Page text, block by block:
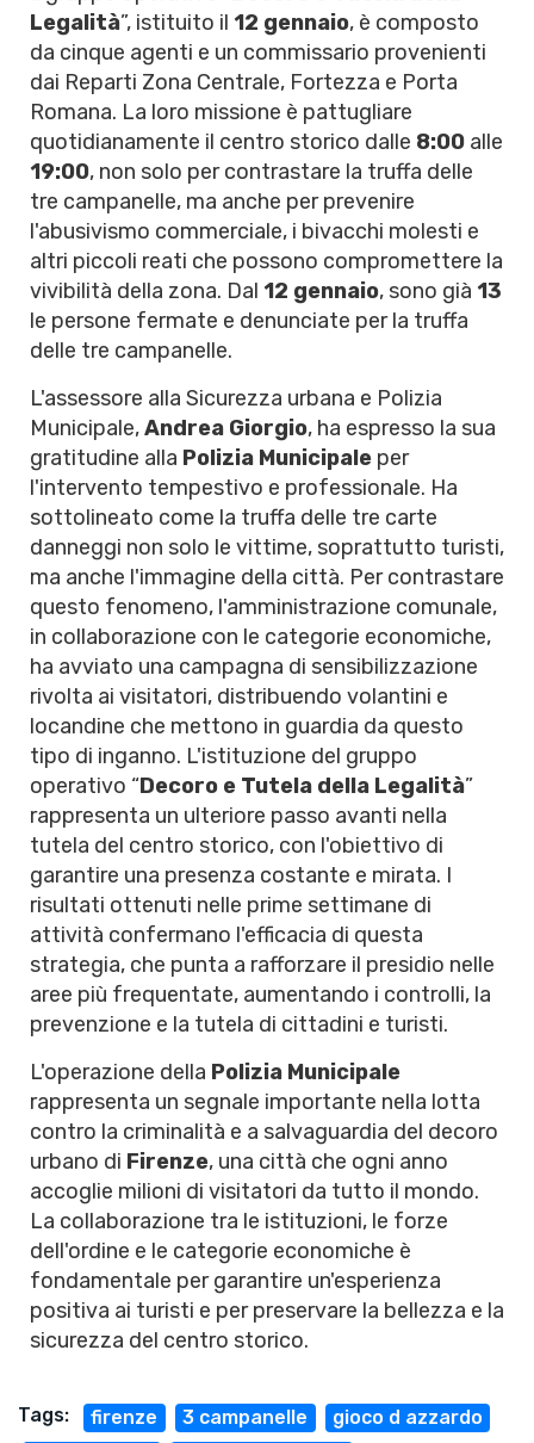
Legalità”, istituito il 12 gennaio, è composto
da cinque agenti e un commissario provenienti
dai Reparti Zona Centrale, Fortezza e Porta
Romana. La loro missione è pattugliare
quotidianamente il centro storico dalle 8:00 alle
19:00, non solo per contrastare la truffa delle
tre campanelle, ma anche per prevenire
l'abusivismo commerciale, i bivacchi molesti e
altri piccoli reati che possono compromettere la
vivibilità della zona. Dal 12 gennaio, sono già 13
le persone fermate e denunciate per la truffa
delle tre campanelle.
L'assessore alla Sicurezza urbana e Polizia
Municipale,Andrea Giorgio, ha espresso la sua
gratitudine alla Polizia Municipale per
l'intervento tempestivo e professionale. Ha
sottolineato come la truffa delle tre carte
danneggi non solo le vittime, soprattutto turisti,
ma anche l'immagine della città. Per contrastare
questo fenomeno, l'amministrazione comunale,
in collaborazione con le categorie economiche,
ha avviato una campagna di sensibilizzazione
rivolta ai visitatori, distribuendo volantini e
locandine che mettono in guardia da questo
tipo di inganno. L'istituzione del gruppo
operativo “Decoro e Tutela della Legalità”
rappresenta un ulteriore passo avanti nella
tutela del centro storico, con l'obiettivo di
garantire una presenza costante e mirata. I
risultati ottenuti nelle prime settimane di
attività confermano l'efficacia di questa
strategia, che punta a rafforzare il presidio nelle
aree più frequentate, aumentando i controlli, la
prevenzione e la tutela di cittadini e turisti.
L'operazione della Polizia Municipale
rappresenta un segnale importante nella lotta
contro la criminalità e a salvaguardia del decoro
urbano di Firenze, una città che ogni anno
accoglie milioni di visitatori da tutto il mondo.
La collaborazione tra le istituzioni, le forze
dell'ordine e le categorie economiche è
fondamentale per garantire un'esperienza
positiva ai turisti e per preservare la bellezza e la
sicurezza del centro storico.
Tags: firenze 3 campanelle
gioco d azzardo